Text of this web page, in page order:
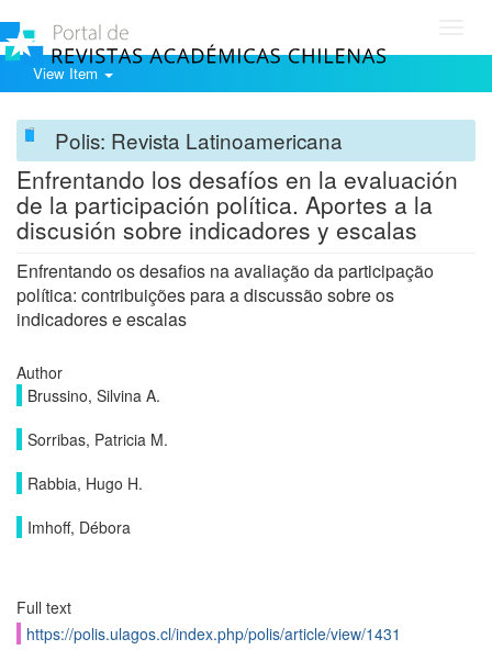
View Item
Polis: Revista Latinoamericana
Enfrentando los desafíos en la evaluación
de la participación política. Aportes a la
discusión sobre indicadores y escalas
Enfrentando os desafios na avaliação da participação
política: contribuições para a discussão sobre os
indicadores e escalas
Author
Brussino, Silvina A.
Sorribas, Patricia M.
Rabbia, Hugo H.
Imhoff, Débora
Full text
https://polis.ulagos.cl/index.php/polis/article/view/1431